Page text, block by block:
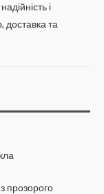
і
доставка та
прозорого